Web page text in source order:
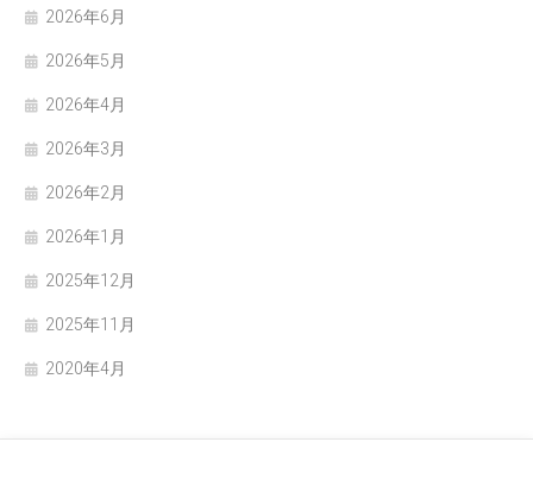
2026年6月
2026年5月
2026年4月
2026年3月
2026年2月
2026年1月
2025年12月
2025年11月
2020年4月